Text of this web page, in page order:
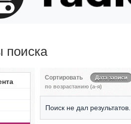
поиска
Сортировать
Дата записи
по возрастанию (а-я)
Поиск не дал результатов.